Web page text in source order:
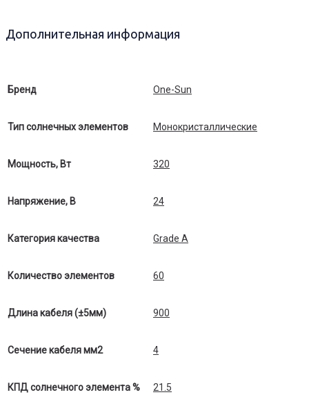
Дополнительная информация
Бренд One-Sun
Тип солнечных элементов Монокристаллические
Мощность, Вт 320
Напряжение, В 24
Категория качества Grade A
Количество элементов 60
Длина кабеля (±5мм) 900
Сечение кабеля мм2 4
КПД солнечного элемента % 21.5